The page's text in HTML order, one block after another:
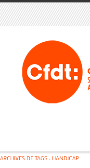
ARCHIVES DE TAGS : HANDICAP